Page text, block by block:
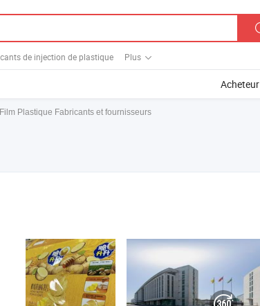
de injection de plastique Plus
Acheteur
Film Plastique Fabricants et fournisseurs
couleur Flexo et Gravure , Filmmétallisé sous vide